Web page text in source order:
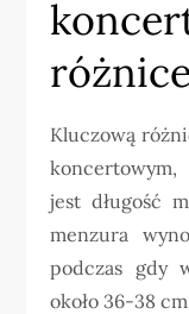
różnice
Kluczową
jest długość
menzura
podczas gdy
około 36-38